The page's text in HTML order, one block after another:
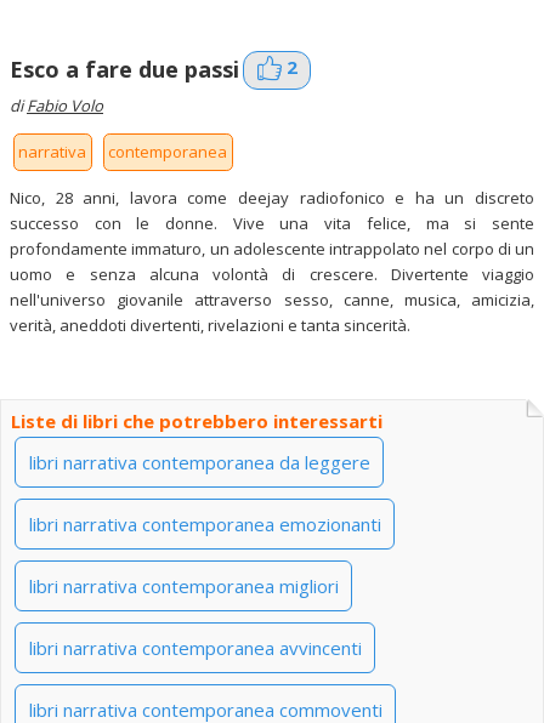
Esco a fare due passi 2
diFabio Volo
narrativa contemporanea
Nico, 28 anni, lavora come deejay radiofonico e ha un discreto
successo con le donne. Vive una vita felice, ma si sente
profondamente immaturo, un adolescente intrappolato nel corpo di un
uomo e senza alcuna volontà di crescere. Divertente viaggio
nell'universo giovanile attraverso sesso, canne, musica, amicizia,
verità, aneddoti divertenti, rivelazioni e tanta sincerità.
Liste di libri che potrebbero interessarti
libri narrativa contemporanea da leggere
libri narrativa contemporanea emozionanti
libri narrativa contemporanea migliori
libri narrativa contemporanea avvincenti
libri narrativa contemporanea commoventi